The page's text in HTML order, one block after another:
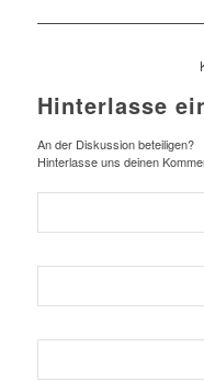
Hinterlasse
An der Diskussion beteiligen?
Hinterlasse uns deinen